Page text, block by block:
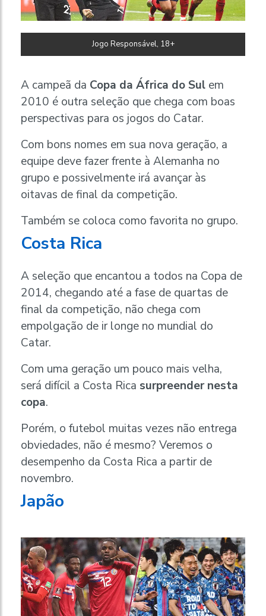
Jogo Responsável, 18+
A campeã da Copa da África do Sul em
2010 é outra seleção que chega com boas
perspectivas para os jogos do Catar.
Com bons nomes em sua nova geração, a
equipe deve fazer frente à Alemanha no
grupo e possivelmente irá avançar às
oitavas de final da competição.
Também se coloca como favorita no grupo.
Costa Rica
A seleção que encantou a todos na Copa de
2014, chegando até a fase de quartas de
final da competição, não chega com
empolgação de ir longe no mundial do
Catar.
Com uma geração um pouco mais velha,
será difícil a Costa Rica surpreender nesta
copa.
Porém, o futebol muitas vezes não entrega
obviedades, não é mesmo? Veremos o
desempenho da Costa Rica a partir de
novembro.
Japão